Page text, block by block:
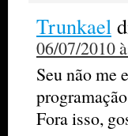
Trunkael
06/07/2010
Seu não me
Fora isso,